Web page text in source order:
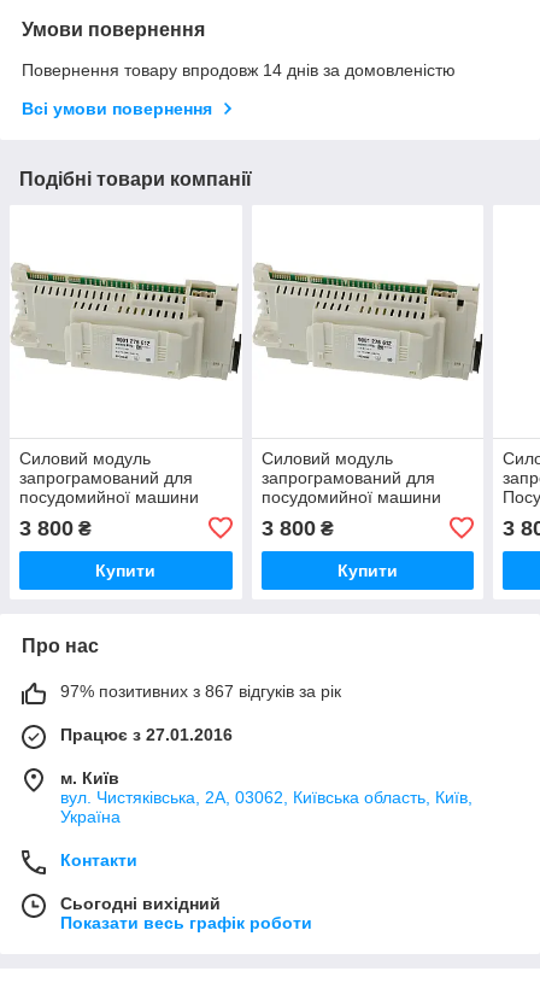
Умови повернення
Повернення товару впродовж 14 днів за домовленістю
Всі умови повернення
Подібні товари компанії
Силовий модуль
запрограмований для
посудомийної машини
3 800 ₴
Купити
Силовий модуль
запрограмований для
посудомийної машини
3 800₴
Купити
3
Про нас
97% позитивних з 867 відгуків за рік
Працює з 27.01.2016
м. Київ
вул. Чистяківська, 2А, 03062, Київська область, Київ,
Україна
Контакти
Сьогодні вихідний
Показати весь графік роботи